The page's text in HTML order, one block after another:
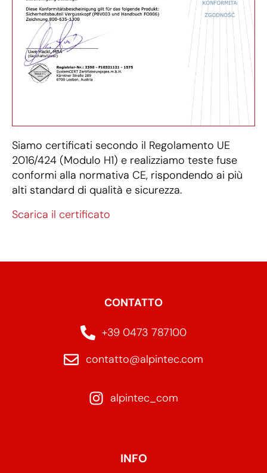
Siamo certificati secondo il Regolamento UE
2016/424 (Modulo H1) e realizziamo teste fuse
conformi alla normativa CE, rispondendo ai più
alti standard di qualità e sicurezza.
Scarica il certificato
CONTATTO
+39 0473 787100
contatto@alpintec.com
alpintec_com
INFO